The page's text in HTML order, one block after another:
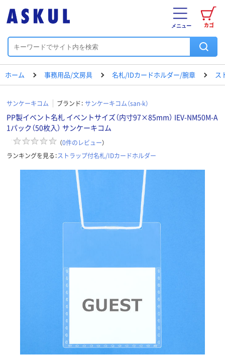
カゴ
メニュー
ホーム 事務用品/文房具 名札/IDカードホルダー/腕章 ス
サンケーキコム ブランド： サンケーキコム（san-k）
PP製イベント名札 イベントサイズ（内寸97×85mm） IEV-NM50M-A
1パック（50枚入） サンケーキコム
（0件のレビュー）
ランキングを見る：ストラップ付名札/IDカードホルダー